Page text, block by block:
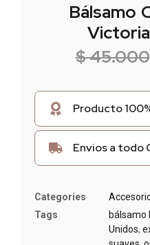
Bálsamo
$45.000
Producto
Envios a todo
Categories
Tags
bálsamo
Unidos,